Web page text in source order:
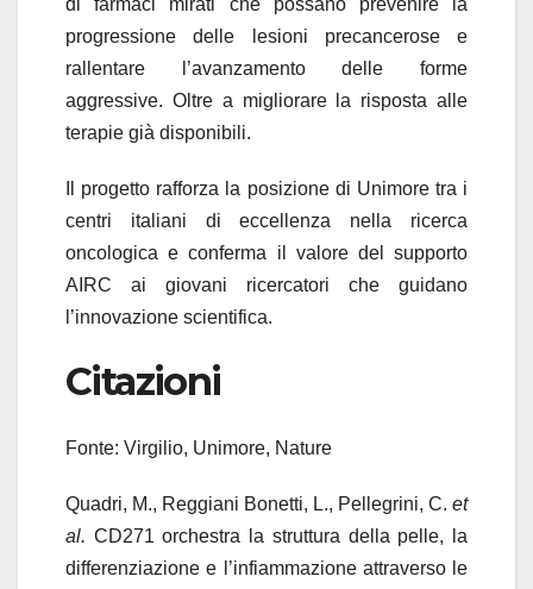
di farmaci mirati che possano prevenire la
progressione delle lesioni precancerose e
rallentare l’avanzamento delle forme
aggressive. Oltre a migliorare la risposta alle
terapie già disponibili.
Il progetto rafforza la posizione di Unimore tra i
centri italiani di eccellenza nella ricerca
oncologica e conferma il valore del supporto
AIRC ai giovani ricercatori che guidano
l’innovazione scientifica.
Citazioni
Fonte: Virgilio, Unimore, Nature
Quadri, M., Reggiani Bonetti, L., Pellegrini, C. et
al. CD271 orchestra la struttura della pelle, la
differenziazione e l’infiammazione attraverso le